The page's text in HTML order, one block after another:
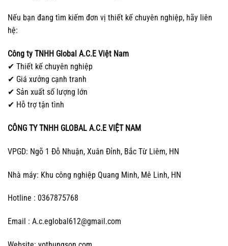
Nếu bạn đang tìm kiếm đơn vị thiết kế chuyên nghiệp, hãy liên
hệ:
Công ty TNHH Global A.C.E Việt Nam
✔ Thiết kế chuyên nghiệp
✔ Giá xưởng cạnh tranh
✔ Sản xuất số lượng lớn
✔ Hỗ trợ tận tình
CÔNG TY TNHH GLOBAL A.C.E VIỆT NAM
VPGD: Ngõ 1 Đỗ Nhuận, Xuân Đỉnh, Bắc Từ Liêm, HN
Nhà máy: Khu công nghiệp Quang Minh, Mê Linh, HN
Hotline : 0367875768
Email : A.c.eglobal612@gmail.com